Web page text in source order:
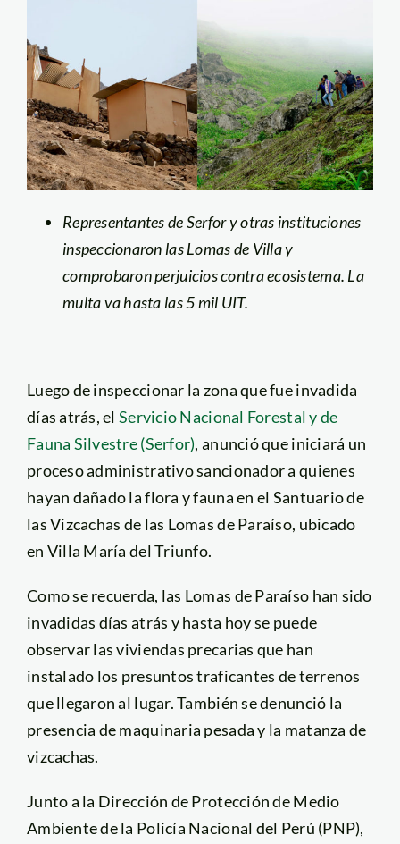
Representantes de Serfor y otras instituciones
inspeccionaron las Lomas de Villa y
comprobaron perjuicios contra ecosistema. La
multa va hasta las 5 mil UIT.
Luego de inspeccionar la zona que fue invadida
días atrás, elServicio Nacional Forestal y de
Fauna Silvestre (Serfor), anunció que iniciará un
proceso administrativo sancionador a quienes
hayan dañado la flora y fauna en el Santuario de
las Vizcachas de las Lomas de Paraíso, ubicado
en Villa María del Triunfo.
Como se recuerda, las Lomas de Paraíso han sido
invadidas días atrás y hasta hoy se puede
observar las viviendas precarias que han
instalado los presuntos traficantes de terrenos
que llegaron al lugar. También se denunció la
presencia de maquinaria pesada y la matanza de
vizcachas.
Junto a la Dirección de Protección de Medio
Ambiente de la Policía Nacional del Perú (PNP),